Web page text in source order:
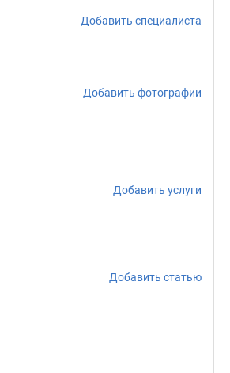
Добавить специалиста
Добавить фотографии
Добавить услуги
Добавить статью